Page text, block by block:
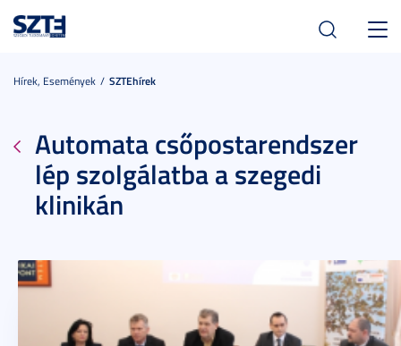
Hírek, Események SZTEhírek
Automata csőpostarendszer
lép szolgálatba a szegedi
klinikán